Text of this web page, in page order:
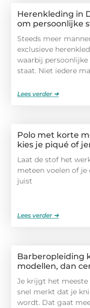
Herenkleding in
om persoonlijke
Steeds meer
exclusieve
waarbij
staat. Niet iedere
Lees verder ➜
Polo met korte
kies je piqué of
Laat de stof het
meteen voelen of
juist
Lees verder ➜
Barberopleiding
modellen, dan
Je krijgt het
snel merkt dat je
wordt. Dat gaat